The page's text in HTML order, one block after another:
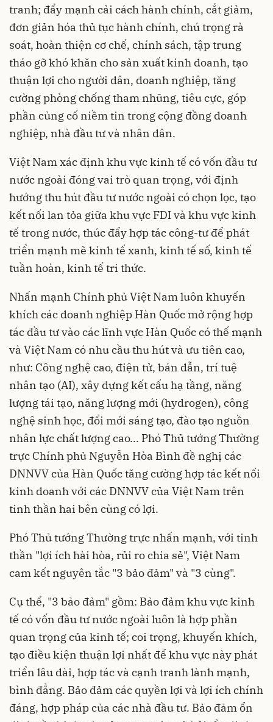
tranh; đẩy mạnh cải cách hành chính, cắt giảm,
đơn giản hóa thủ tục hành chính, chú trọng rà
soát, hoàn thiện cơ chế, chính sách, tập trung
tháo gỡ khó khăn cho sản xuất kinh doanh, tạo
thuận lợi cho người dân, doanh nghiệp, tăng
cường phòng chống tham nhũng, tiêu cực, góp
phần củng cố niềm tin trong cộng đồng doanh
nghiệp, nhà đầu tư và nhân dân.
Việt Nam xác định khu vực kinh tế có vốn đầu tư
nước ngoài đóng vai trò quan trọng, với định
hướng thu hút đầu tư nước ngoài có chọn lọc, tạo
kết nối lan tỏa giữa khu vực FDI và khu vực kinh
tế trong nước, thúc đẩy hợp tác công-tư để phát
triển mạnh mẽ kinh tế xanh, kinh tế số, kinh tế
tuần hoàn, kinh tế tri thức.
Nhấn mạnh Chính phủ Việt Nam luôn khuyến
khích các doanh nghiệp Hàn Quốc mở rộng hợp
tác đầu tư vào các lĩnh vực Hàn Quốc có thế mạnh
và Việt Nam có nhu cầu thu hút và ưu tiên cao,
như: Công nghệ cao, điện tử, bán dẫn, trí tuệ
nhân tạo (AI), xây dựng kết cấu hạ tầng, năng
lượng tái tạo, năng lượng mới (hydrogen), công
nghệ sinh học, đổi mới sáng tạo, đào tạo nguồn
nhân lực chất lượng cao... Phó Thủ tướng Thường
trực Chính phủ Nguyễn Hòa Bình đề nghị các
DNNVV của Hàn Quốc tăng cường hợp tác kết nối
kinh doanh với các DNNVV của Việt Nam trên
tinh thần hai bên cùng có lợi.
Phó Thủ tướng Thường trực nhấn mạnh, với tinh
thần "lợi ích hài hòa, rủi ro chia sẻ", Việt Nam
cam kết nguyên tắc "3 bảo đảm" và "3 cùng".
Cụ thể, "3 bảo đảm" gồm: Bảo đảm khu vực kinh
tế có vốn đầu tư nước ngoài luôn là hợp phần
quan trọng của kinh tế; coi trọng, khuyến khích,
tạo điều kiện thuận lợi nhất để khu vực này phát
triển lâu dài, hợp tác và cạnh tranh lành mạnh,
bình đẳng. Bảo đảm các quyền lợi và lợi ích chính
đáng, hợp pháp của các nhà đầu tư. Bảo đảm ổn